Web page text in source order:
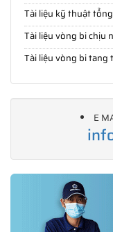
Tài liệu kỹ thuật
Tài liệu vòng bi chịu
Tài liệu vòng bi
E